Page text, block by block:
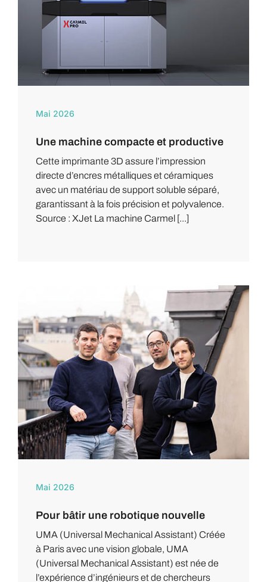
Mai 2026
Une machine compacte et productive
Cette imprimante 3D assure l’impression
directe d’encres métalliques et céramiques
avec un matériau de support soluble séparé,
garantissant à la fois précision et polyvalence.
Source : XJet La machine Carmel [...]
Mai 2026
Pour bâtir une robotique nouvelle
UMA (Universal Mechanical Assistant) Créée
à Paris avec une vision globale, UMA
(Universal Mechanical Assistant) est née de
l’expérience d’ingénieurs et de chercheurs